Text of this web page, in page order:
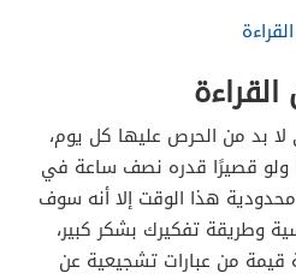
لا بد من الحرص عليها كل يوم،
قصيرًا قدره نصف ساعة في
محدودية هذا الوقت إلا أنه سوف
وطريقة تفكيرك بشكر كبير،
من عبارات تشجيعية عن